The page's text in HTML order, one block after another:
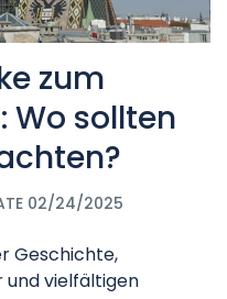
zum
Wo sollten
02/24/2025
Geschichte,
vielfältigen